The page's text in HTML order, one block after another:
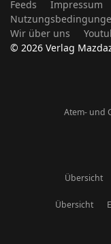
Feeds
Impressum
Wir über uns
© 2026 Verlag
Atem- und
Übersicht
Übersicht